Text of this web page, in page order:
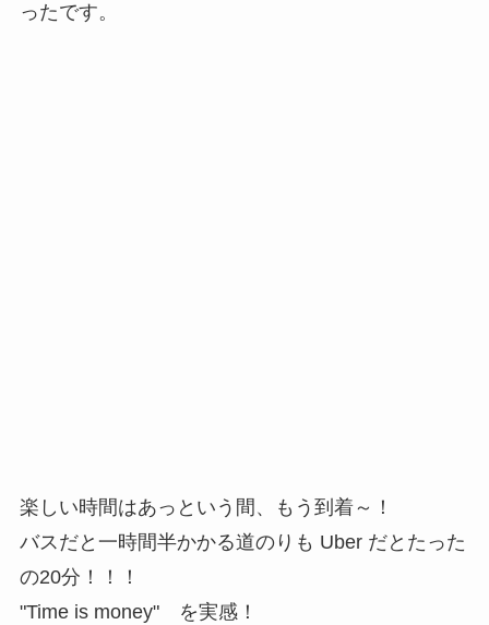
ったです。
楽しい時間はあっという間、もう到着～！
バスだと一時間半かかる道のりも Uber だとたった
の20分！！！
"Time is money" を実感！